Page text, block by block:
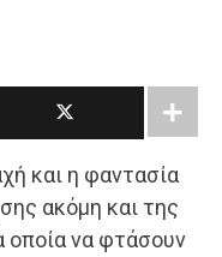
και η φαντασία
ακόμη και της
οποία να φτάσουν